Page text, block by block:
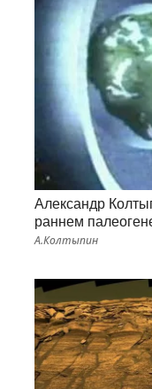
Александр
раннем
А.Колтыпин